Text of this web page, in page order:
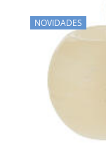
NOVIDADES